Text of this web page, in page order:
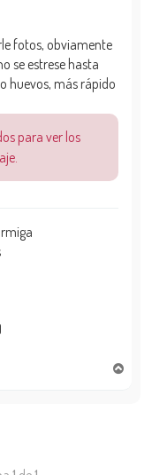
fotos, obviamente
se estrese hasta
huevos, más rápido
para ver los